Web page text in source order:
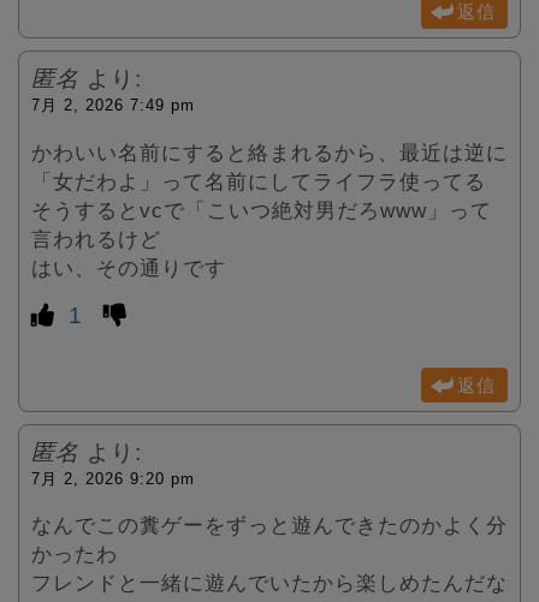
返信
匿名 より:
7月 2, 2026 7:49 pm
かわいい名前にすると絡まれるから、最近は逆に
「女だわよ」って名前にしてライフラ使ってる
そうするとvcで「こいつ絶対男だろwww」って
言われるけど
はい、その通りです
1
返信
匿名 より:
7月 2, 2026 9:20 pm
なんでこの糞ゲーをずっと遊んできたのかよく分
かったわ
フレンドと一緒に遊んでいたから楽しめたんだな